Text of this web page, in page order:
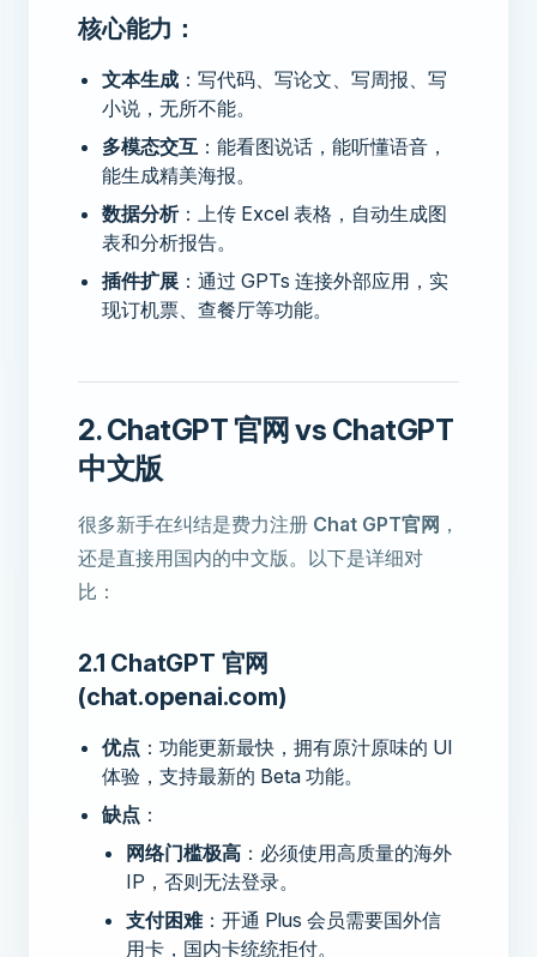
核心能力：
文本生成 ：写代码、写论文、写周报、写
小说，无所不能。
多模态交互 ：能看图说话，能听懂语音，
能生成精美海报。
数据分析：上传 Excel 表格，自动生成图
表和分析报告。
插件扩展 ：通过 GPTs 连接外部应用，实
现订机票、查餐厅等功能。
2. ChatGPT 官网 vs ChatGPT
中文版
很多新手在纠结是费力注册 Chat GPT官网 ，
还是直接用国内的中文版。以下是详细对
比：
2.1 ChatGPT 官网
(chat.openai.com)
优点 ：功能更新最快，拥有原汁原味的 UI
体验，支持最新的 Beta 功能。
缺点 ：
网络门槛极高 ：必须使用高质量的海外
IP，否则无法登录。
支付困难：开通 Plus 会员需要国外信
用卡，国内卡统统拒付。